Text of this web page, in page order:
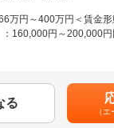
ルまで多種多様
）上質で健康なライフ
ジョンソンヘルステック
本も取り入れ、グロー
容>
系大学などで使用する理
万円～400万円＜賃金
：160,000円～200,000円
手当昇給：年1回 (1月
）賞与：年2回 計 2.00
は決算賞与も支給しま
る
（